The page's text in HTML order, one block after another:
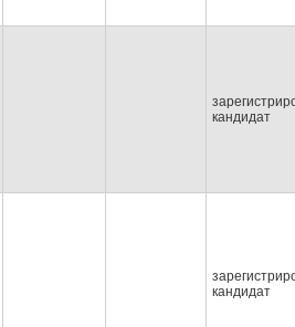
кандидат
кандидат